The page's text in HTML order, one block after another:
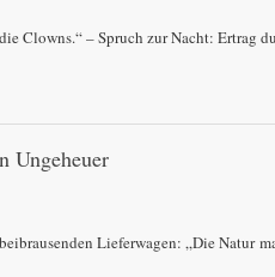
Clowns.“ – Spruch zur Nacht: Ertrag
Ungeheuer
Lieferwagen: „Die Natur